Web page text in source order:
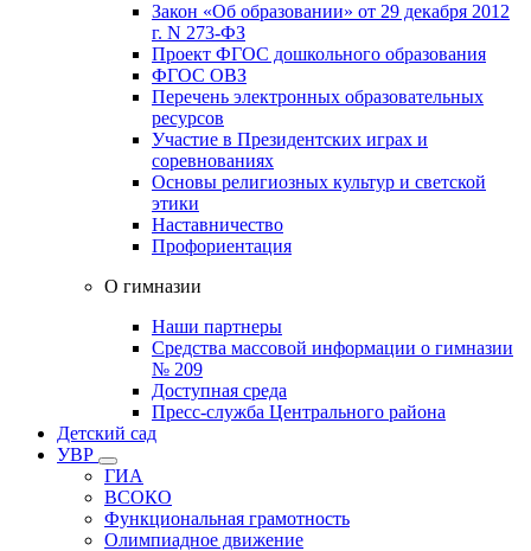
Закон «Об образовании» от 29 декабря 2012
г. N 273-ФЗ
Проект ФГОС дошкольного образования
ФГОС ОВЗ
Перечень электронных образовательных
ресурсов
Участие в Президентских играх и
соревнованиях
Основы религиозных культур и светской
этики
Наставничество
Профориентация
О гимназии
Наши партнеры
Средства массовой информации о гимназии
№ 209
Доступная среда
Пресс-служба Центрального района
Детский сад
УВР
ГИА
ВСОКО
Функциональная грамотность
Олимпиадное движение